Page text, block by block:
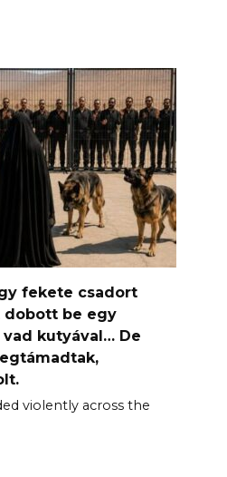
fekete csadort
dobott be egy
kutyával… De
violently across the